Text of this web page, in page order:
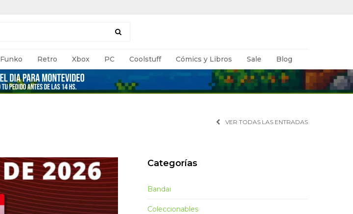
Funko Retro Xbox PC Coolstuff Cómics y Libros Sale Blog
VER TODAS LAS ENTRADAS
Categorías
Bandai
Coleccionables